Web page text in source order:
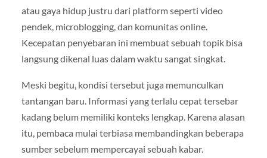
atau gaya hidup justru dari platform seperti video
pendek, microblogging, dan komunitas online.
Kecepatan penyebaran ini membuat sebuah topik bisa
langsung dikenal luas dalam waktu sangat singkat.
Meski begitu, kondisi tersebut juga memunculkan
tantangan baru. Informasi yang terlalu cepat tersebar
kadang belum memiliki konteks lengkap. Karena alasan
itu, pembaca mulai terbiasa membandingkan beberapa
sumber sebelum mempercayai sebuah kabar.